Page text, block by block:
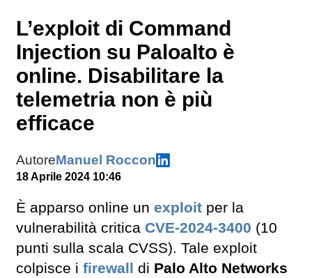
L’exploit di Command
Injection su Paloalto è
online. Disabilitare la
telemetria non è più
efficace
AutoreManuel Roccon
18 Aprile 2024 10:46
È apparso online un exploit per la
vulnerabilità critica CVE-2024-3400 (10
punti sulla scala CVSS). Tale exploit
colpisce i firewall di Palo Alto Networks